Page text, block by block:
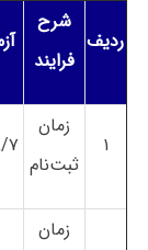
ردیف
شرح
فرایند
۱
زمان
ثبت‌نام
زمان